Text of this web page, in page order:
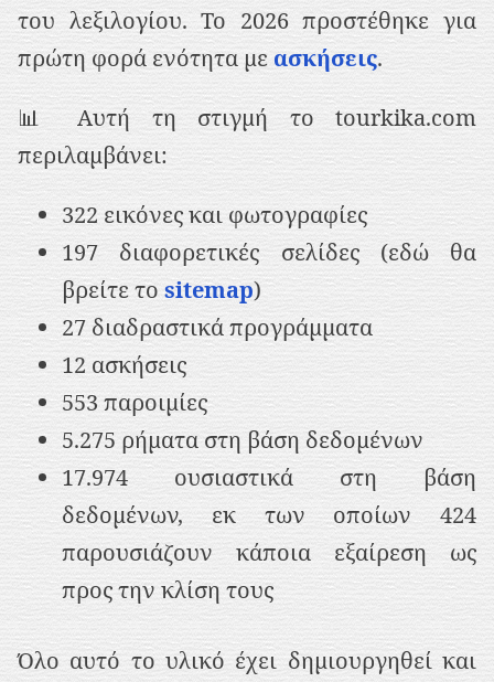
του λεξιλογίου. Το 2026 προστέθηκε για
πρώτη φορά ενότητα με ασκήσεις.
📊 Αυτή τη στιγμή το tourkika.com
περιλαμβάνει:
322 εικόνες και φωτογραφίες
197 διαφορετικές σελίδες (εδώ θα
βρείτε το sitemap)
27 διαδραστικά προγράμματα
12 ασκήσεις
553 παροιμίες
5.275 ρήματα στη βάση δεδομένων
17.974 ουσιαστικά στη βάση
δεδομένων, εκ των οποίων 424
παρουσιάζουν κάποια εξαίρεση ως
προς την κλίση τους
Όλο αυτό το υλικό έχει δημιουργηθεί και